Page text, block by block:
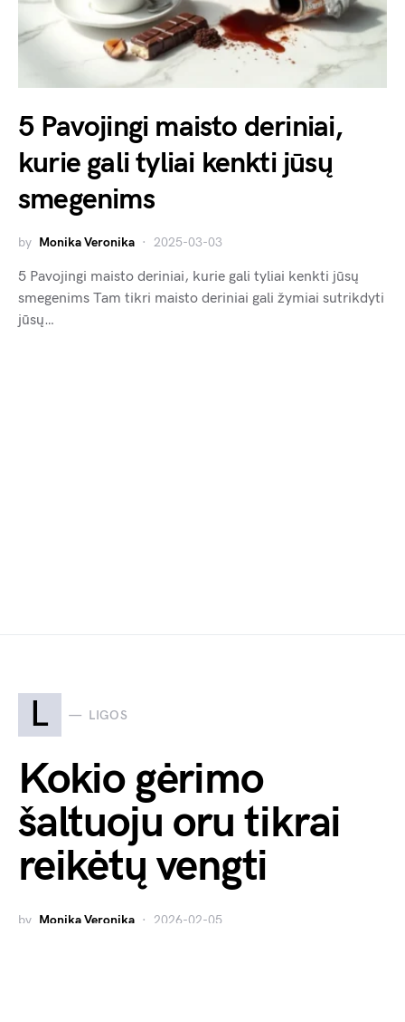
5 Pavojingi maisto deriniai,
kurie gali tyliai kenkti jūsų
smegenims
by Monika Veronika 2025-03-03
5 Pavojingi maisto deriniai, kurie gali tyliai kenkti jūsų
smegenims Tam tikri maisto deriniai gali žymiai sutrikdyti
jūsų…
L LIGOS
Kokio gėrimo
šaltuoju oru tikrai
reikėtų vengti
by Monika Veronika 2026-02-05